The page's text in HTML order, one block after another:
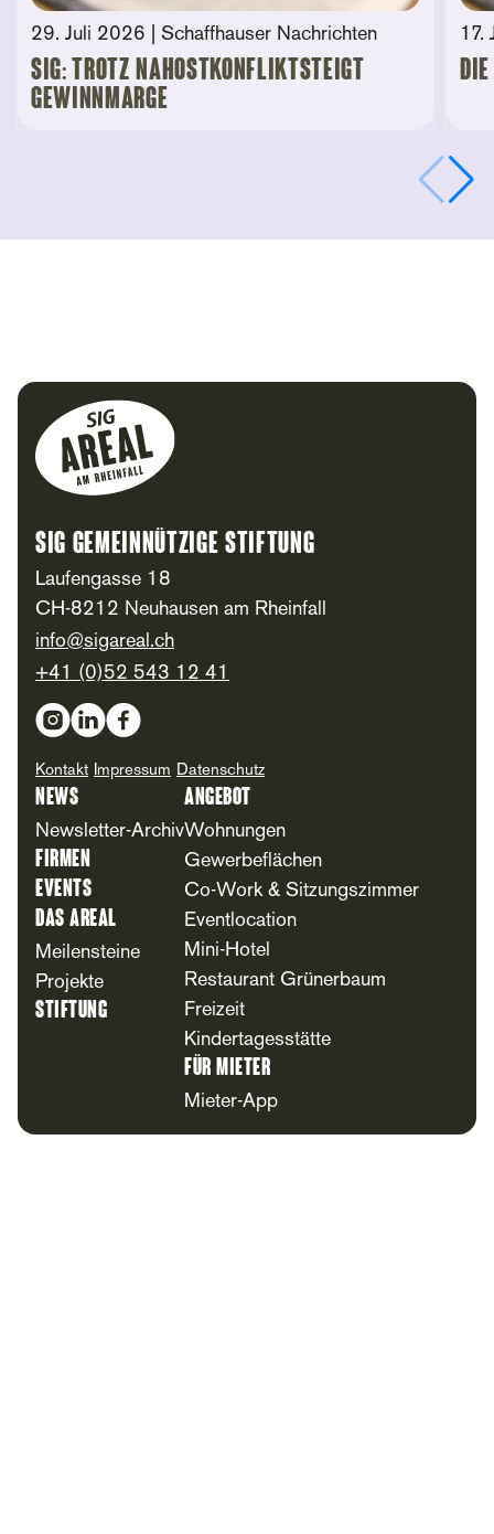
29. Juli 2026 | Schaffhauser Nachrichten
SIG: Trotz Nahostkonfliktsteigt
Gewinnmarge
17.
SIG Gemeinnützige Stiftung
Laufengasse 18
CH-8212 Neuhausen am Rheinfall
info@sigareal.ch
+41 (0)52 543 12 41
Social Media
Kontakt Impressum Datenschutz
News
Newsletter-Archiv
Firmen
Events
Das Areal
Meilensteine
Projekte
Stiftung
Angebot
Wohnungen
Gewerbeflächen
Co-Work & Sitzungszimmer
Eventlocation
Mini-Hotel
Restaurant Grünerbaum
Freizeit
Kindertagesstätte
Für Mieter
Mieter-App